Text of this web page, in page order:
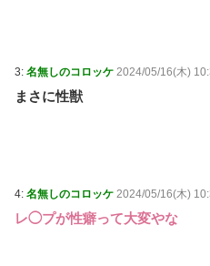
3: 名無しのコロッケ 2024/05/16(木)
まさに性獣
4: 名無しのコロッケ 2024/05/16(木)
レ◯プが性癖って大変やな